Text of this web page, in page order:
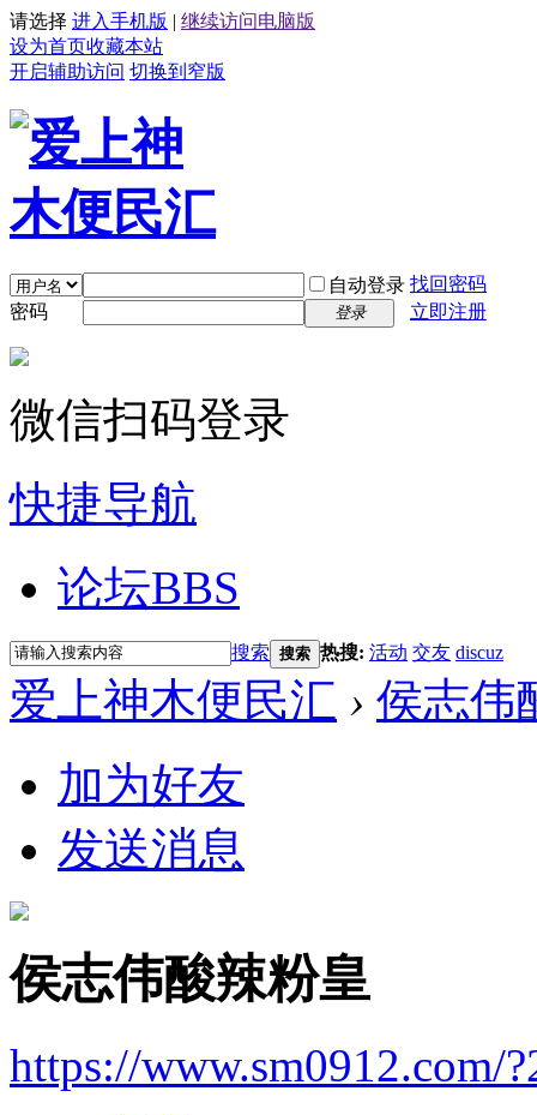
请选择 进入手机版 | 继续访问电脑版
设为首页收藏本站
开启辅助访问 切换到窄版
自动登录 找回密码
密码
登录 立即注册
微信扫码登录
快捷导航
论坛BBS
搜索 搜索 热搜: 活动 交友 discuz
爱上神木便民汇 › 侯志伟
加为好友
发送消息
侯志伟酸辣粉皇
https://www.sm0912.com/